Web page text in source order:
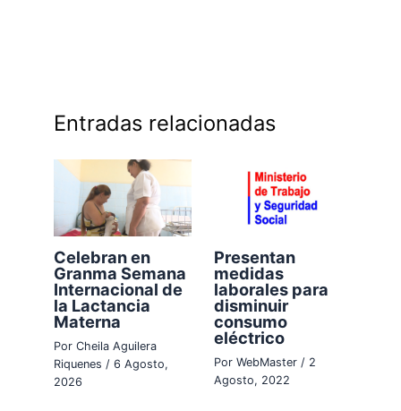
Entradas relacionadas
Celebran en
Granma Semana
Internacional de
la Lactancia
Materna
PorCheila Aguilera
Riquenes/6 Agosto,
2026
Presentan
medidas
laborales para
disminuir
consumo
eléctrico
Por WebMaster / 2
Agosto, 2022